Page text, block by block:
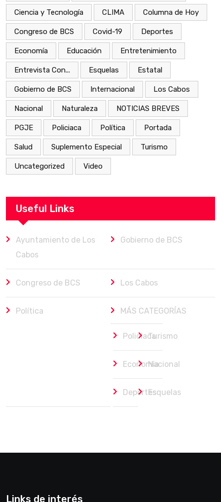
Ciencia y Tecnología CLIMA Columna de Hoy
Congreso de BCS Covid-19 Deportes
Economía Educación Entretenimiento
Entrevista Con... Esquelas Estatal
Gobierno de BCS Internacional Los Cabos
Nacional Naturaleza NOTICIAS BREVES
PGJE Policiaca Política Portada
Salud Suplemento Especial Turismo
Uncategorized Video
Useful Links
Ayuntamiento de Los
Cabos
Gobierno de BCS
Congreso de BCS Los Cabos
Política MÁS CATEGORÍAS
PoliciacaTurismo
EconomíaNacional
DeportesEsquelas
Links de interés